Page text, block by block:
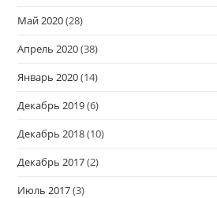
Май 2020(28)
Апрель 2020(38)
Январь 2020(14)
Декабрь 2019(6)
Декабрь 2018(10)
Декабрь 2017(2)
Июль 2017(3)